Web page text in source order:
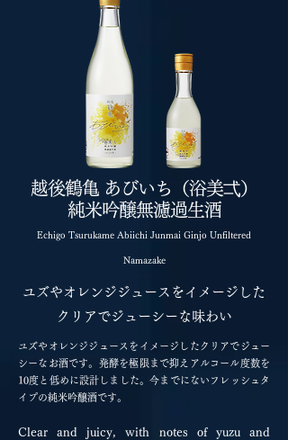
越後鶴亀 あびいち（浴美弌）
純米吟醸無濾過生酒
Echigo Tsurukame Abiichi Junmai Ginjo Unfiltered
Namazake
ユズやオレンジジュースをイメージした
クリアでジューシーな味わい
ユズやオレンジジュースをイメージしたクリアでジュー
シーなお酒です。発酵を極限まで抑えアルコール度数を
10度と低めに設計しました。今までにないフレッシュタ
イプの純米吟醸酒です。
Clear and juicy, with notes of yuzu and